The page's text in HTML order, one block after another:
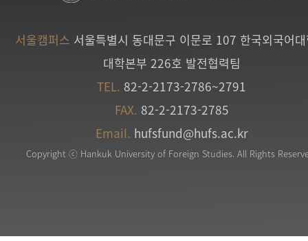
서울캠퍼스 서울특별시 동대문구 이문로 107 한국외국어
대학본부 226호 발전협력팀
TEL. 82-2-2173-2786~2791
FAX. 82-2-2173-2785
Email. hufsfund@hufs.ac.kr
Copyright ⓒ Hankuk University of Foreign Studies. All Rights